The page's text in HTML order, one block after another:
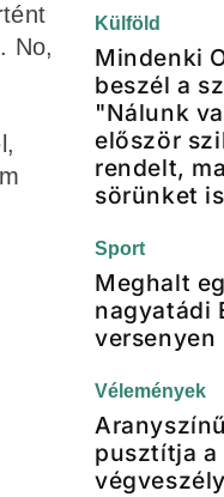
No,
Külföld
Mindenki
beszél a
"Nálunk
először
rendelt,
sörünket
Sport
Meghalt
nagyatádi
versenyen
Vélemények
pusztítja a